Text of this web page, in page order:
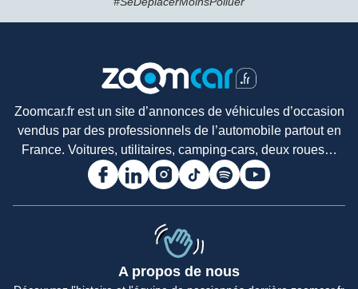
Zoomcar.fr est un site d’annonces de véhicules d’occasion
vendus par des professionnels de l’automobile partout en
France. Voitures, utilitaires, camping-cars, deux roues…
A propos de nous